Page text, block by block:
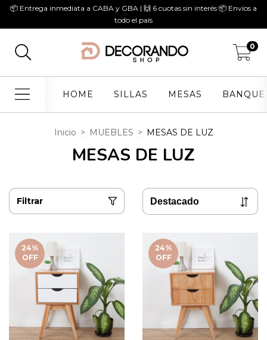
📦 Entrega inmediata a CABA y GBA | 🙌 6 cuotas sin interés 📦 Envíos a
todo el país
0
HOME SILLAS MESAS
Inicio > MUEBLES > MESAS DE LUZ
MESAS DE LUZ
Filtrar
24%
OFF
24%
OFF